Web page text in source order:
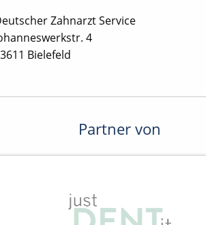
Zahnarzt Service
4
Bielefeld
Partner von